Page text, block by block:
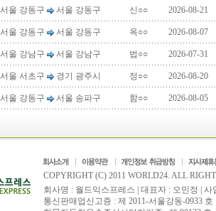
서울 강동구 서울 강동구 신○○ 2026-08-21
서울 강동구 서울 강동구 옥○○ 2026-08-07
서울 강남구 서울 강남구 법○○ 2026-07-31
서울 서초구 경기 광주시 정○○ 2026-08-20
서울 강동구 서울 송파구 함○○ 2026-08-05
COPYRIGHT (C) 2011 WORLD24. ALL
회사명 : 월드익스프레스 | 대표자 : 오민정 | 사
통신판매업신고증 : 제 2011-서울강동-0933 호